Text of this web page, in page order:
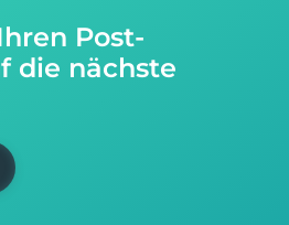
Post-
die nächste